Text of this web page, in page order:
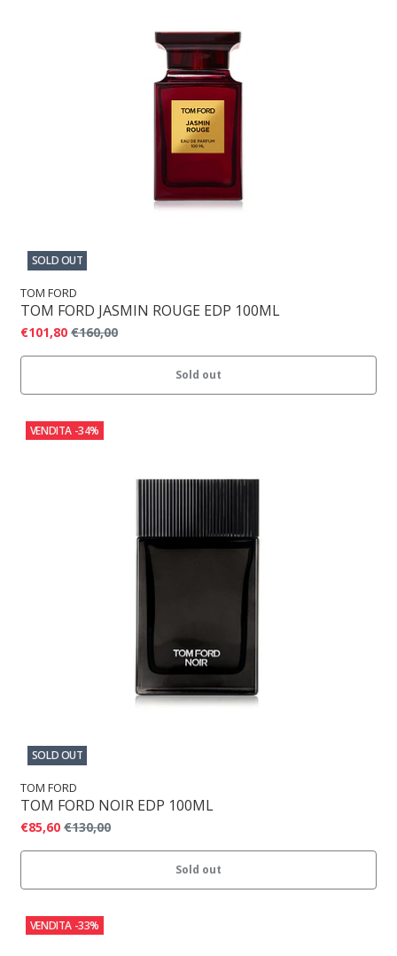
SOLD OUT
TOM FORD
TOM FORD JASMIN ROUGE EDP 100ML
€101,80 €160,00
Sold out
VENDITA -34%
SOLD OUT
TOM FORD
TOM FORD NOIR EDP 100ML
€85,60 €130,00
Sold out
VENDITA -33%